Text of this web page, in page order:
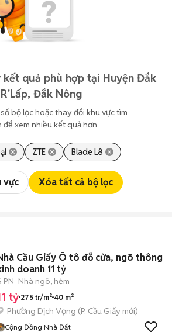
kết quả phù hợp tại Huyện Đắk
R'Lấp, Đắk Nông
bộ lọc hoặc thay đổi khu vực tìm
để xem nhiều kết quả hơn
ZTE Blade L8
vực Xóa tất cả bộ lọc
Cầu Giấy Ô tô đỗ cửa, ngõ thông
doanh 11 tỷ
PN Nhà ngõ, hẻm
tỷ 275 tr/m² 40 m²
Phường Dịch Vọng (P. Cầu Giấy mới)
Cộng Đồng Nhà Đất